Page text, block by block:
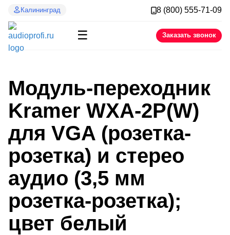
Калининград 8 (800) 555-71-09
☰ Заказать звонок
Модуль-переходник
Kramer WXA-2P(W)
для VGA (розетка-
розетка) и стерео
аудио (3,5 мм
розетка-розетка);
цвет белый